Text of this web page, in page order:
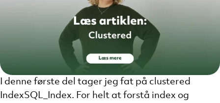
I denne første del tager jeg fat på clustered
IndexSQL_Index. For helt at forstå index og